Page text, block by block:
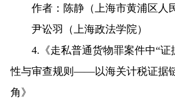
作者：陈静（上海市黄浦区人民
尹讼羽（上海政法学院）
4.《走私普通货物罪案件中“证
性与审查规则——以海关计税证据
角》